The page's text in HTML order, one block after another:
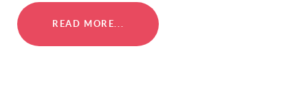
READ MORE...